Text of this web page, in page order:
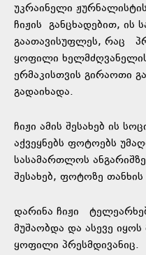
უკრაინელი
ჩიჟის განცხადებით, ის
გაათავისუფლეს, რაც
ყოფილი
ერმაკისთვის გირაოთი
გადაიხადა.
ჩიჟი ამის შესახებ ის
აქვეყნებს ფოტოებს
სასამართლოს
შესახებ, ფოტოზე
დარინა ჩიჟი
მუშაობდა და ასევე
ყოფილი პრესმდივანიც.